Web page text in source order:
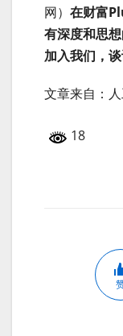
网） 在财富
有深度和思
加入我们，
文章来自：
18